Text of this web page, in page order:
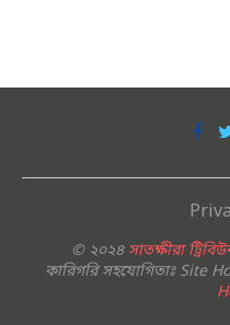
© ২০২৪ সাতক্ষীরা
কারিগরি সহযোগিতাঃ Site